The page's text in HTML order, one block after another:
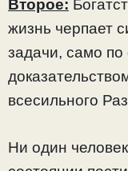
Второе:
жизнь черпает
задачи, само по
всесильного
Ни один